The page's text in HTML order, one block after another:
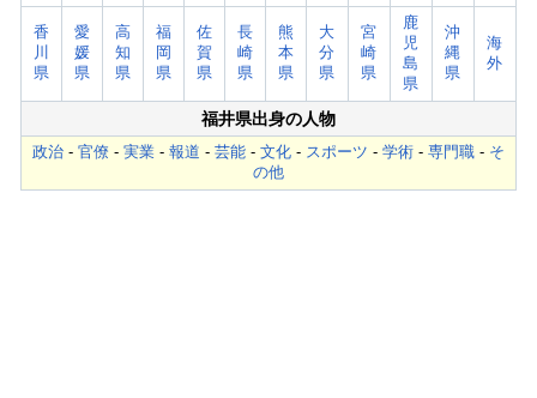
香
川
県
愛
媛
県
高
知
県
福
岡
県
佐
賀
県
長
崎
県
熊
本
県
大
分
県
宮
崎
県
鹿
児
島
県
沖
縄
県
海
外
福井県出身の人物
政治- 官僚 - 実業- 報道 - 芸能- 文化- スポーツ - 学術- 専門職- そ
の他